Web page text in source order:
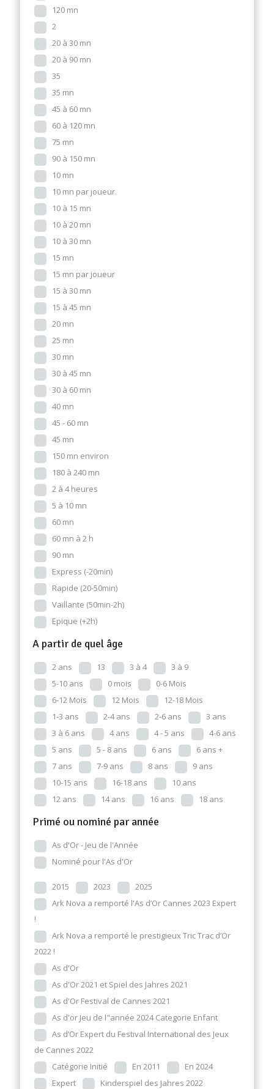
120 mn
2
20 à 30 mn
20 à 90 mn
35
35 mn
45 à 60 mn
60 à 120 mn
75 mn
90 à 150 mn
10 mn
10 mn par joueur.
10 à 15 mn
10 à 20 mn
10 à 30 mn
15 mn
15 mn par joueur
15 à 30 mn
15 à 45 mn
20 mn
25 mn
30 mn
30 à 45 mn
30 à 60 mn
40 mn
45 - 60 mn
45 mn
150 mn environ
180 à 240 mn
2 à 4 heures
5 à 10 mn
60 mn
60 mn à 2 h
90 mn
Express (-20min)
Rapide (20-50min)
Vaillante (50min-2h)
Epique (+2h)
A partir de quel âge
2 ans 13 3 à 4
3 à 9
5-10 ans
0 mois
0-6 Mois
6-12 Mois
12 Mois
12-18 Mois
1-3 ans
2-4 ans 2-6 ans
3 ans
3 à 6 ans
4 ans 4 - 5 ans
4-6 ans
5 ans
5 - 8 ans 6 ans
6 ans +
7 ans
7-9 ans 8 ans
9 ans
10-15 ans
16-18 ans
10 ans
12 ans
14 ans 16 ans 18 ans
Primé ou nominé par année
As d'Or - Jeu de l'Année
Nominé pour l'As d'Or
2015 2023
2025
Ark Nova a remporté l'As d’Or Cannes 2023 Expert
!
Ark Nova a remporté le prestigieux Tric Trac d’Or
2022 !
As d'Or
As d'Or 2021 et Spiel des Jahres 2021
As d'Or Festival de Cannes 2021
As d'or Jeu de l"année 2024 Categorie Enfant
As d’Or Expert du Festival International des Jeux
de Cannes 2022
Catégorie Initié
En 2011
En 2024
Expert
Kinderspiel des Jahres 2022